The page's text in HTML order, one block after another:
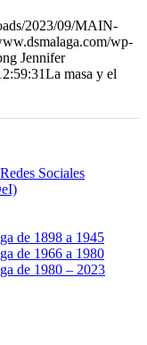
2023/09/MAIN-
wp-
Jennifer
La masa y el
Sociales
de 1898 a 1945
de 1966 a 1980
de 1980 – 2023